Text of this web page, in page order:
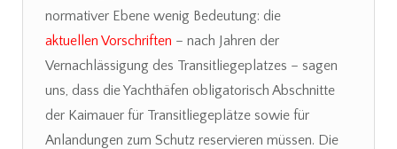
normativer Ebene wenig Bedeutung: die
aktuellen Vorschriften – nach Jahren der
Vernachlässigung des Transitliegeplatzes – sagen
uns, dass die Yachthäfen obligatorisch Abschnitte
der Kaimauer für Transitliegeplätze sowie für
Anlandungen zum Schutz reservieren müssen. Die